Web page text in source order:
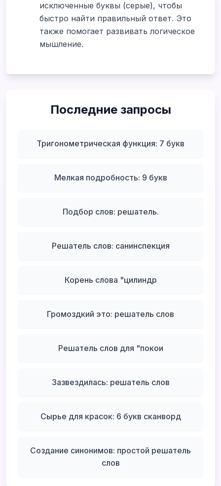
исключенные буквы (серые), чтобы
быстро найти правильный ответ. Это
также помогает развивать логическое
мышление.
Последние запросы
Тригонометрическая функция: 7 букв
Мелкая подробность: 9 букв
Подбор слов: решатель.
Решатель слов: санинспекция
Корень слова "цилиндр
Громоздкий это: решатель слов
Решатель слов для "покои
Зазвездилась: решатель слов
Сырье для красок: 6 букв сканворд
Создание синонимов: простой решатель
слов